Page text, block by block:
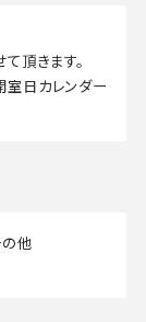
頂きます。
室日カレンダー
の他